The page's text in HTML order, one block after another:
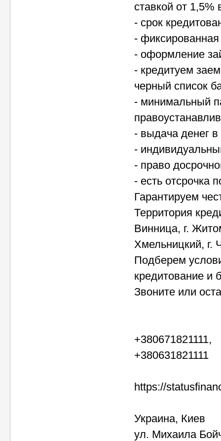
ставкой от 1,5%
- срок
-
- оформление
- кредитуем
черный список
- минимальный
- выдача денег
-
- право
- есть отсрочка
Гарантируем
Территория
Винница, г.
Хмельницкий, г.
Подберем
кредитование
Звоните или
+380671821111,
+380631821111
https://
Украина, Киев
ул. Михаила